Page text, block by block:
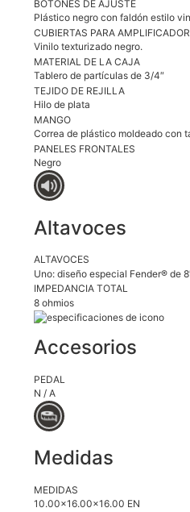
BOTONES DE AJUSTE
Plástico negro con faldón estilo
CUBIERTAS PARA
Vinilo texturizado negro.
MATERIAL DE LA CAJA
Tablero de partículas de 3/4″
TEJIDO DE REJILLA
Hilo de plata
MANGO
Correa de plástico moldeado con
PANELES FRONTALES
Negro
Altavoces
ALTAVOCES
Uno: diseño especial Fender® de
IMPEDANCIA TOTAL
8 ohmios
Accesorios
PEDAL
N / A
Medidas
MEDIDAS
10.00×16.00×16.00 EN